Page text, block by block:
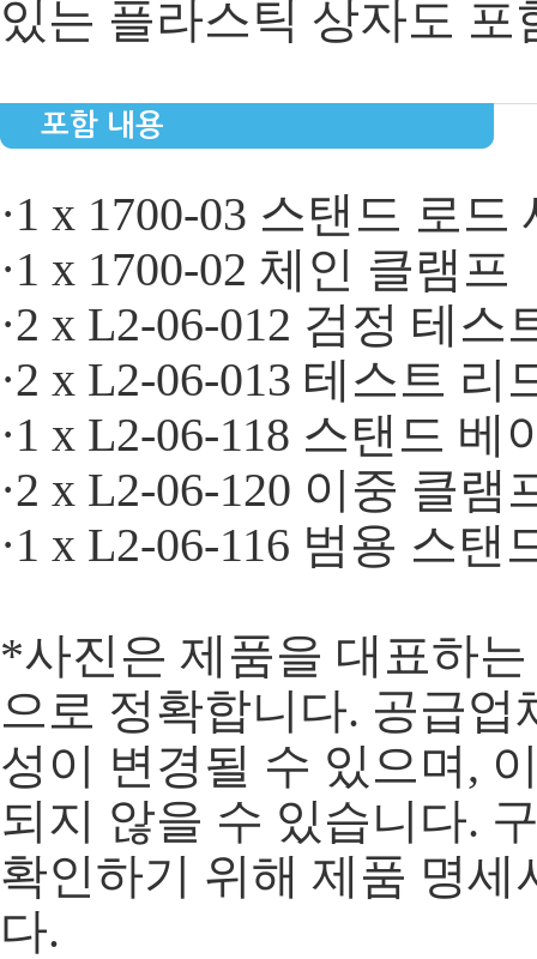
있는 플라스틱 상자도 포
포함 내용
·1 x 1700-03 스탠드 로드
·1 x 1700-02 체인 클램프
·2 x L2-06-012 검정 테스
·2 x L2-06-013 테스트 리
·1 x L2-06-118 스탠드 베
·2 x L2-06-120 이중 클램
·1 x L2-06-116 범용 스탠
*사진은 제품을 대표하
으로 정확합니다. 공급
성이 변경될 수 있으며,
되지 않을 수 있습니다.
확인하기 위해 제품 명
다.